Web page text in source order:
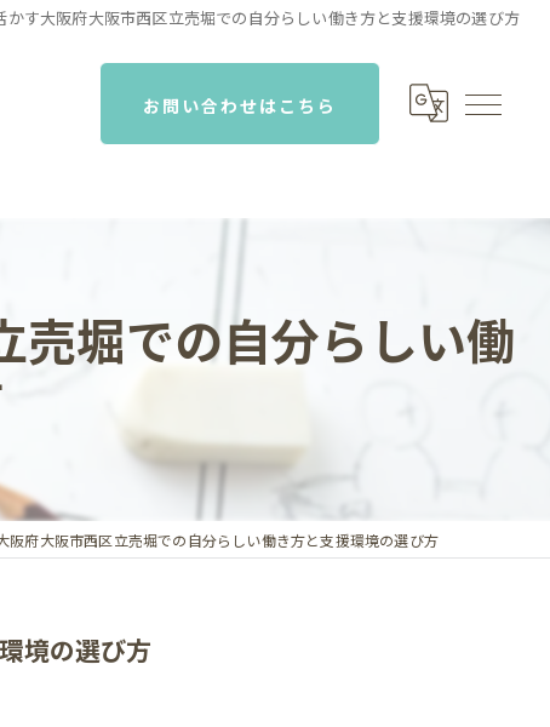
かす大阪府大阪市西区立売堀での自分らしい働き方と支援環境の選び方
お問い合わせはこちら
売堀での自分らしい働
阪府大阪市西区立売堀での自分らしい働き方と支援環境の選び方
境の選び方